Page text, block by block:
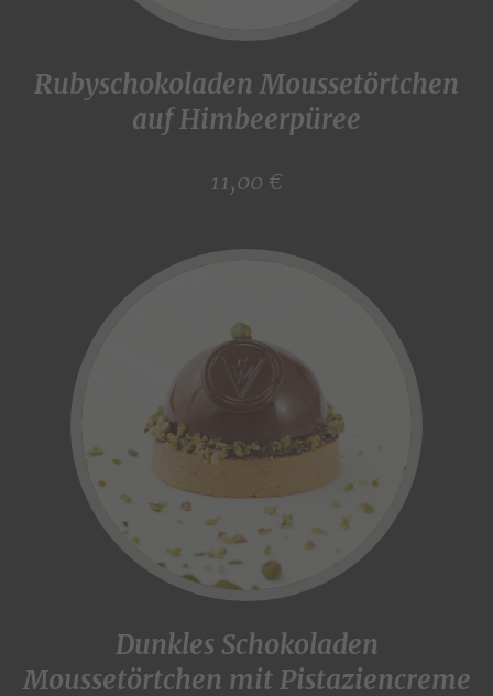
Rubyschokoladen Moussetörtchen
auf Himbeerpüree
11,00 €
Dunkles Schokoladen
Moussetörtchen mit Pistaziencreme